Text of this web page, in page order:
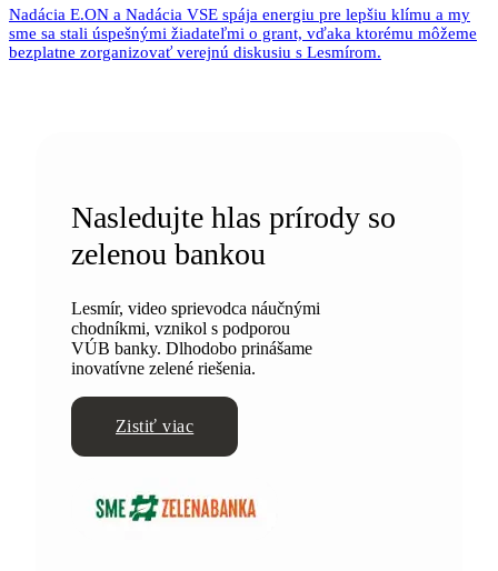
Nadácia E.ON a Nadácia VSE spája energiu pre lepšiu klímu a my
sme sa stali úspešnými žiadateľmi o grant, vďaka ktorému môžeme
bezplatne zorganizovať verejnú diskusiu s Lesmírom.
Nasledujte hlas prírody so
zelenou bankou
Lesmír, video sprievodca náučnými
chodníkmi, vznikol s podporou
VÚB banky. Dlhodobo prinášame
inovatívne zelené riešenia.
Zistiť viac